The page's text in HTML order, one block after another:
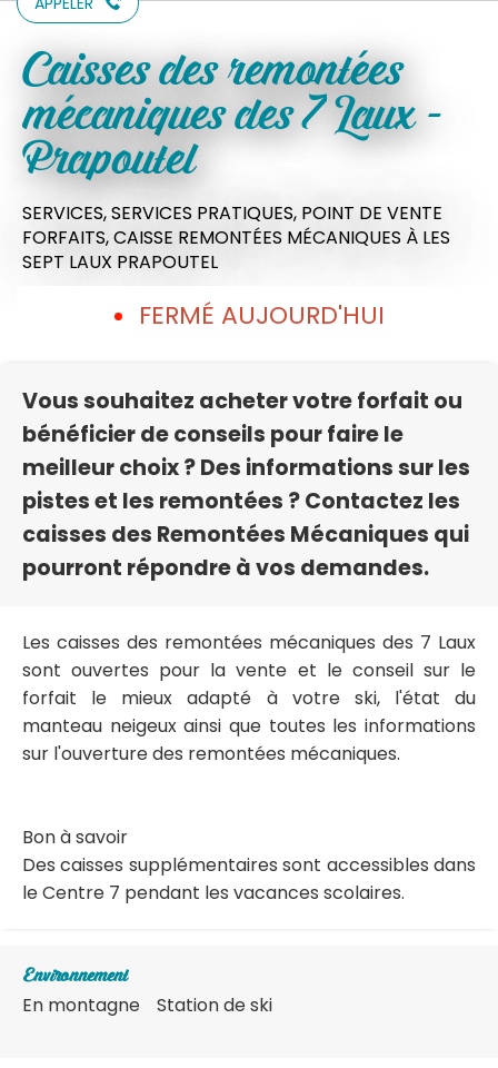
Caisses des remontées
mécaniques des 7 Laux -
Prapoutel
SERVICES,SERVICES PRATIQUES, POINT DE VENTE
FORFAITS, CAISSE REMONTÉES MÉCANIQUES À LES
SEPT LAUX PRAPOUTEL
FERMÉ AUJOURD'HUI
Vous souhaitez acheter votre forfait ou
bénéficier de conseils pour faire le
meilleur choix ? Des informations sur les
pistes et les remontées ? Contactez les
caisses des Remontées Mécaniques qui
pourront répondre à vos demandes.
Les caisses des remontées mécaniques des 7 Laux
sont ouvertes pour la vente et le conseil sur le
forfait le mieux adapté à votre ski, l'état du
manteau neigeux ainsi que toutes les informations
sur l'ouverture des remontées mécaniques.
Bon à savoir
Des caisses supplémentaires sont accessibles dans
le Centre 7 pendant les vacances scolaires.
Environnement
En montagne Station de ski